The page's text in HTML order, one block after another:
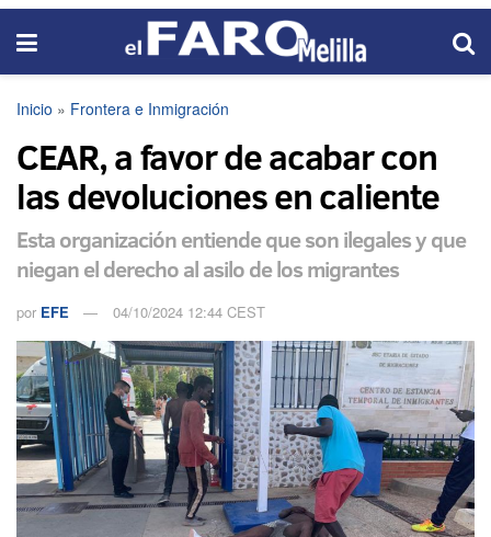
Inicio » Frontera e Inmigración
CEAR, a favor de acabar con
las devoluciones en caliente
Esta organización entiende que son ilegales y que
niegan el derecho al asilo de los migrantes
por EFE 04/10/2024 12:44 CEST